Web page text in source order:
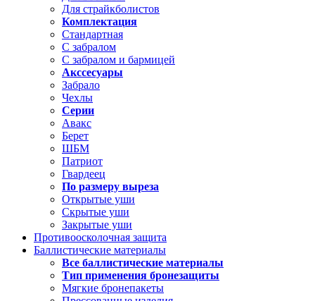
Для страйкболистов
Комплектация
Стандартная
С забралом
С забралом и бармицей
Акссесуары
Забрало
Чехлы
Серии
Авакс
Берет
ШБМ
Патриот
Гвардеец
По размеру выреза
Открытые уши
Скрытые уши
Закрытые уши
Противоосколочная защита
Баллистические материалы
Все баллистические материалы
Тип применения бронезащиты
Мягкие бронепакеты